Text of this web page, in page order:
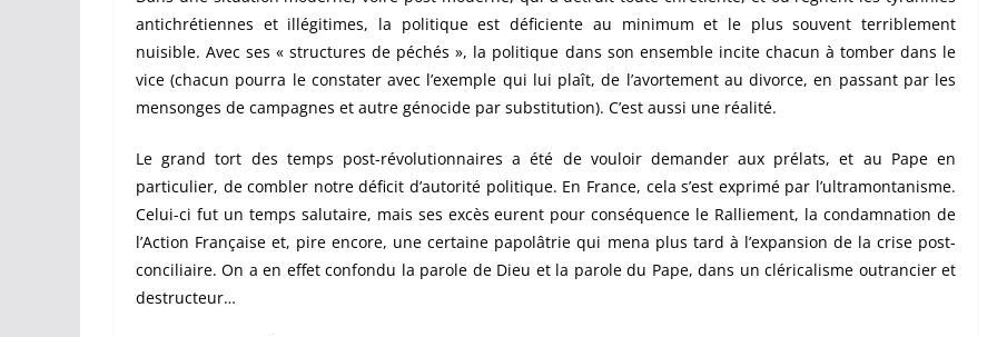
antichrétiennes et illégitimes, la politique est déficiente au minimum et le plus souvent terriblement
nuisible. Avec ses « structures de péchés », la politique dans son ensemble incite chacun à tomber dans le
vice (chacun pourra le constater avec l’exemple qui lui plaît, de l’avortement au divorce, en passant par les
mensonges de campagnes et autre génocide par substitution). C’est aussi une réalité.
Le grand tort des temps post-révolutionnaires a été de vouloir demander aux prélats, et au Pape en
particulier, de combler notre déficit d’autorité politique. En France, cela s’est exprimé par l’ultramontanisme.
Celui-ci fut un temps salutaire, mais ses excès eurent pour conséquence le Ralliement, la condamnation de
l’Action Française et, pire encore, une certaine papolâtrie qui mena plus tard à l’expansion de la crise post-
conciliaire. On a en effet confondu la parole de Dieu et la parole du Pape, dans un cléricalisme outrancier et
destructeur…